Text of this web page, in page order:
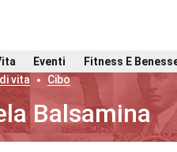
Eventi
Fitness E
vita Cibo
Balsamina